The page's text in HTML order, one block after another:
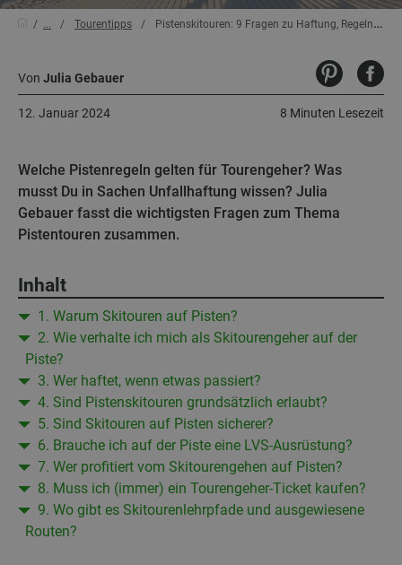
... Tourentipps Pistenskitouren: 9 Fragen zu Haftung, Regeln & Sorgfaltspflichten
Von Julia Gebauer
8 Minuten Lesezeit
12. Januar 2024
Welche Pistenregeln gelten für Tourengeher? Was
musst Du in Sachen Unfallhaftung wissen? Julia
Gebauer fasst die wichtigsten Fragen zum Thema
Pistentouren zusammen.
Inhalt
1. Warum Skitouren auf Pisten?
2. Wie verhalte ich mich als Skitourengeher auf der
Piste?
3. Wer haftet, wenn etwas passiert?
4. Sind Pistenskitouren grundsätzlich erlaubt?
5. Sind Skitouren auf Pisten sicherer?
6. Brauche ich auf der Piste eine LVS-Ausrüstung?
7. Wer profitiert vom Skitourengehen auf Pisten?
8. Muss ich (immer) ein Tourengeher-Ticket kaufen?
9. Wo gibt es Skitourenlehrpfade und ausgewiesene
Routen?